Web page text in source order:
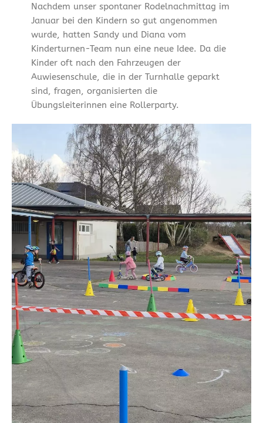
Nachdem unser spontaner Rodelnachmittag im
Januar bei den Kindern so gut angenommen
wurde, hatten Sandy und Diana vom
Kinderturnen-Team nun eine neue Idee. Da die
Kinder oft nach den Fahrzeugen der
Auwiesenschule, die in der Turnhalle geparkt
sind, fragen, organisierten die
Übungsleiterinnen eine Rollerparty.